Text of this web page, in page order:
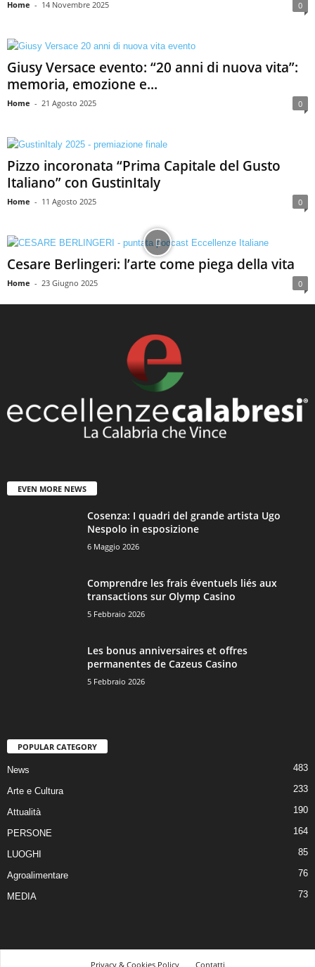
Home - 14 Novembre 2025 0
Giusy Versace evento: “20 anni di nuova vita”:
memoria, emozione e...
Home - 21 Agosto 2025 0
Pizzo incoronata “Prima Capitale del Gusto
Italiano” con GustinItaly
Home - 11 Agosto 2025 0
Cesare Berlingeri: l’arte come piega della vita
Home - 23 Giugno 2025 0
EVEN MORE NEWS
Cosenza: I quadri del grande artista Ugo
Nespolo in esposizione
6 Maggio 2026
Comprendre les frais éventuels liés aux
transactions sur Olymp Casino
5 Febbraio 2026
Les bonus anniversaires et offres
permanentes de Cazeus Casino
5 Febbraio 2026
POPULAR CATEGORY
News 483
Arte e Cultura 233
Attualità 190
PERSONE 164
LUOGHI 85
Agroalimentare 76
MEDIA 73
Privacy & Cookies Policy
Contatti